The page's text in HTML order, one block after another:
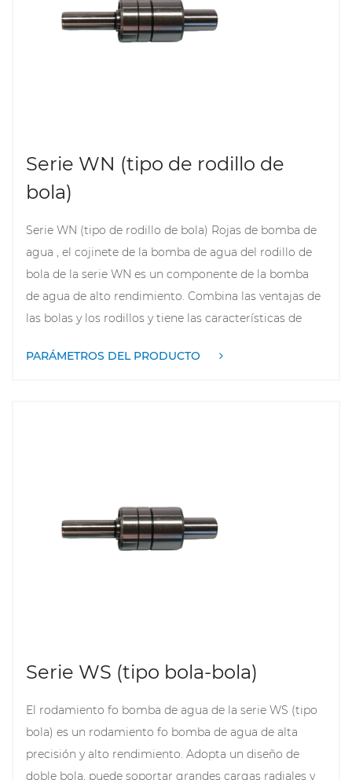
también vienen en una variedad de especificaciones y
modelos fo satisfacer las necesidades de diferentes
Serie WN (tipo de rodillo de
bola)
Serie WN (tipo de rodillo de bola) Rojas de bomba de
agua , el cojinete de la bomba de agua del rodillo de
bola de la serie WN es un componente de la bomba
de agua de alto rendimiento. Combina las ventajas de
las bolas y los rodillos y tiene las características de
estructura compacta. Este tipo de rodamiento es
de la serie WN están hechos de materiales de alta
calidad y se someten a procesamiento de precisión y
PARÁMETROS DEL PRODUCTO
Serie WS (tipo bola-bola)
El rodamiento fo bomba de agua de la serie WS (tipo
bola) es un rodamiento fo bomba de agua de alta
precisión y alto rendimiento. Adopta un diseño de
doble bola, puede soportar grandes cargas radiales y